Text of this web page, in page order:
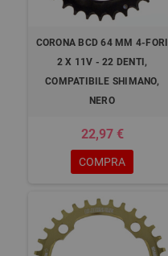
CORONA BCD 64 MM 4-FORI
2 X 11V - 22 DENTI,
COMPATIBILE SHIMANO,
NERO
22,97 €
COMPRA